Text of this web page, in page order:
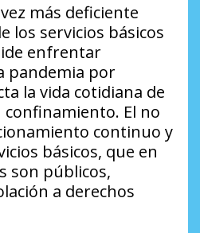
más deficiente
los servicios básicos
enfrentar
pandemia por
la vida cotidiana de
confinamiento. El no
continuo y
básicos, que en
son públicos,
a derechos